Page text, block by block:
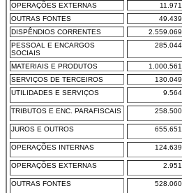
OPERAÇÕES EXTERNAS
OUTRAS FONTES
DISPÊNDIOS CORRENTES
PESSOAL E ENCARGOS
SOCIAIS
MATERIAIS E PRODUTOS
SERVIÇOS DE TERCEIROS
UTILIDADES E SERVIÇOS
TRIBUTOS E ENC. PARAFISCAIS
JUROS E OUTROS
OPERAÇÕES INTERNAS
OPERAÇÕES EXTERNAS
OUTRAS FONTES